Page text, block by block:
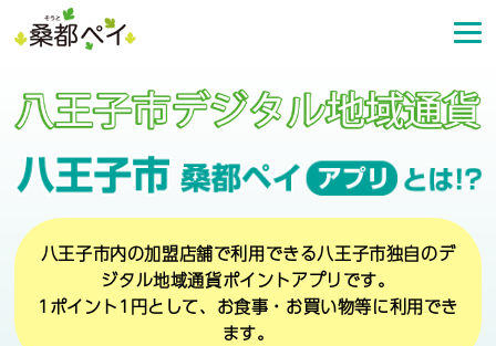
ン
ツ
プ
八王子市内の加盟店舗で利用できる八王子市独自のデ
ジタル地域通貨ポイントアプリです。
1ポイント1円として、お食事・お買い物等に利用でき
ます。